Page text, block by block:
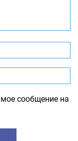
сообщение на